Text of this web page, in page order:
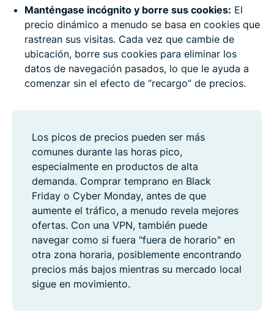
Manténgase incógnito y borre sus cookies: El
precio dinámico a menudo se basa en cookies que
rastrean sus visitas. Cada vez que cambie de
ubicación, borre sus cookies para eliminar los
datos de navegación pasados, lo que le ayuda a
comenzar sin el efecto de “recargo” de precios.
Los picos de precios pueden ser más
comunes durante las horas pico,
especialmente en productos de alta
demanda. Comprar temprano en Black
Friday o Cyber Monday, antes de que
aumente el tráfico, a menudo revela mejores
ofertas. Con una VPN, también puede
navegar como si fuera "fuera de horario" en
otra zona horaria, posiblemente encontrando
precios más bajos mientras su mercado local
sigue en movimiento.